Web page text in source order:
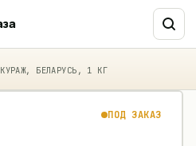
БЕЛАРУСЬ, 1 КГ
ПОД ЗАКАЗ